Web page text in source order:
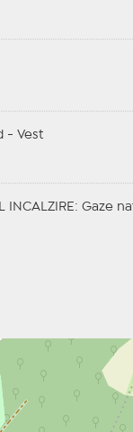
- Vest
INCALZIRE : Gaze